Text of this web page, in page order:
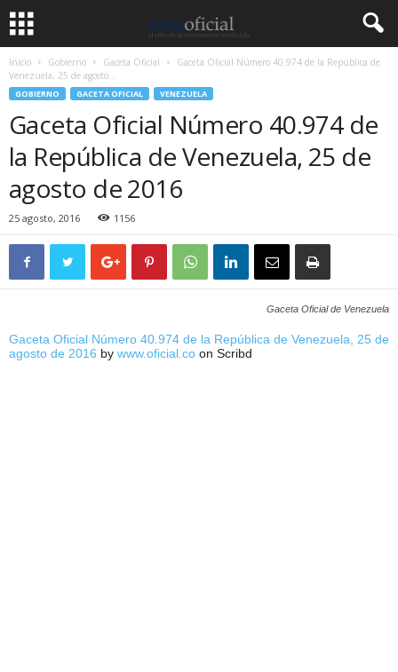
Inicio Gobierno Gaceta Oficial
Gaceta Oficial Número 40.974 de la República de
Venezuela, 25 de agosto...
GOBIERNO GACETA OFICIAL VENEZUELA
Gaceta Oficial Número 40.974 de
la República de Venezuela, 25 de
agosto de 2016
25 agosto, 2016 1156
Gaceta Oficial de Venezuela
Gaceta Oficial Número 40.974 de la República de Venezuela, 25 de
agosto de 2016 by www.oficial.co on Scribd